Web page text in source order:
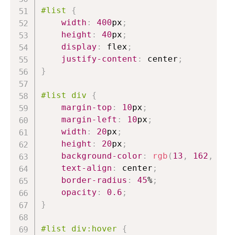
#list
{
width : 400px ;
height : 40px ;
display : flex ;
justify-content : center ;
}
#list div
{
margin-top : 10px ;
margin-left : 10px ;
width : 20px ;
height : 20px ;
background-color : rgb ( 13 , 162 ,
text-align : center ;
border-radius : 45%;
opacity : 0.6 ;
}
#list div :hover
{